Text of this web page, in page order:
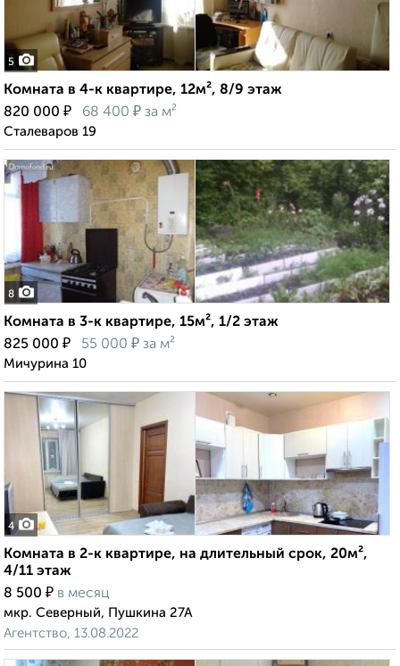
5
Комната в 4-к квартире, 12м², 8/9 этаж
820 000 ₽ 68 400 ₽ за м²
Сталеваров 19
8
Комната в 3-к квартире, 15м², 1/2 этаж
825 000 ₽ 55 000 ₽ за м²
Мичурина 10
4
Комната в 2-к квартире, на длительный срок, 20м²,
4/11 этаж
8 500 ₽ в месяц
мкр. Северный, Пушкина 27А
Агентство, 13.08.2022